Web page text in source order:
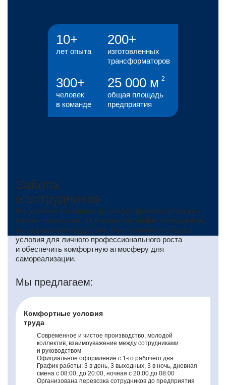
10+
лет опыта
200+
изготовленных
трансформаторов​
300+
человек
в команде
25 000 м
общая площадь
предприятия​
Забота
о сотрудниках
Мы уделяем внимание не только производственным
бизнес-процессам, но и развитию наших сотрудников,
их социальной поддержке. Мы стремимся создать
условия для личного профессионального роста
и обеспечить комфортную атмосферу для
самореализации.
Мы предлагаем:
Комфортные условия
труда
Современное и чистое производство, молодой
коллектив, взаимоуважение между сотрудниками
и руководством
Официальное оформление с 1‑го рабочего дня
График работы: 3 в день, 3 выходных, 3 в ночь, дневная
смена с 08:00, до 20:00, ночная с 20:00 до 08:00
Организована перевозка сотрудников до предприятия